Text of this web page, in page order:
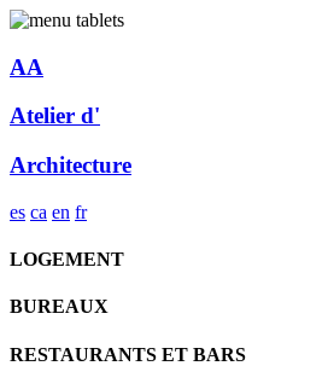
AA
Atelier d'
Architecture
es ca en fr
LOGEMENT
BUREAUX
RESTAURANTS ET BARS